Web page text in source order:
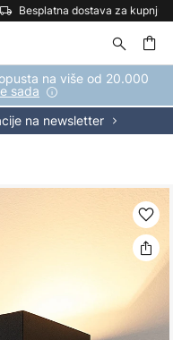
iznad 69 €
na više od 20.000
sada
na newsletter